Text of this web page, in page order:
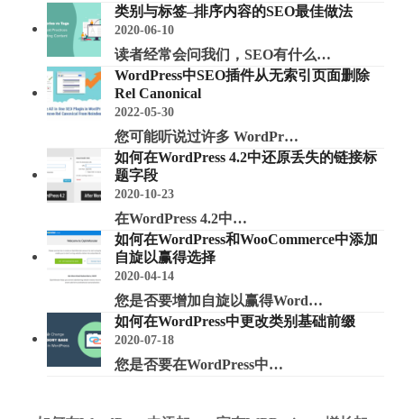
类别与标签–排序内容的SEO最佳做法
2020-06-10
读者经常会问我们，SEO有什么…
WordPress中SEO插件从无索引页面删除
Rel Canonical
2022-05-30
您可能听说过许多 WordPr…
如何在WordPress 4.2中还原丢失的链接标
题字段
2020-10-23
在WordPress 4.2中…
如何在WordPress和WooCommerce中添加
自旋以赢得选择
2020-04-14
您是否要增加自旋以赢得Word…
如何在WordPress中更改类别基础前缀
2020-07-18
您是否要在WordPress中…